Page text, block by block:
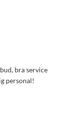
bra service
personal!